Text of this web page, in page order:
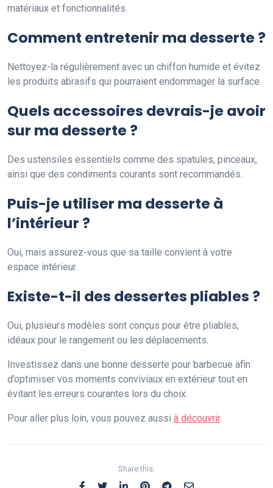
matériaux et fonctionnalités.
Comment entretenir ma desserte ?
Nettoyez-la régulièrement avec un chiffon humide et évitez
les produits abrasifs qui pourraient endommager la surface.
Quels accessoires devrais-je avoir
sur ma desserte ?
Des ustensiles essentiels comme des spatules, pinceaux,
ainsi que des condiments courants sont recommandés.
Puis-je utiliser ma desserte à
l’intérieur ?
Oui, mais assurez-vous que sa taille convient à votre
espace intérieur.
Existe-t-il des dessertes pliables ?
Oui, plusieurs modèles sont conçus pour être pliables,
idéaux pour le rangement ou les déplacements.
Investissez dans une bonne desserte pour barbecue afin
d’optimiser vos moments conviviaux en extérieur tout en
évitant les erreurs courantes lors du choix.
Pour aller plus loin, vous pouvez aussi à découvrir.
Share this: